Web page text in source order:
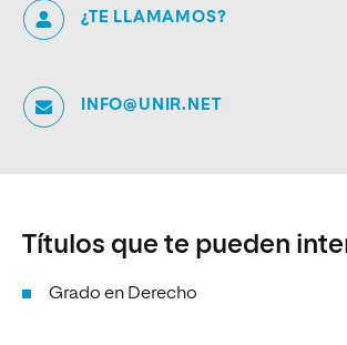
¿TE LLAMAMOS?
INFO@UNIR.NET
Títulos que te pueden
Grado en Derecho